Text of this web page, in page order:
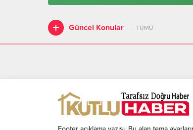
Güncel Konular TÜMÜ